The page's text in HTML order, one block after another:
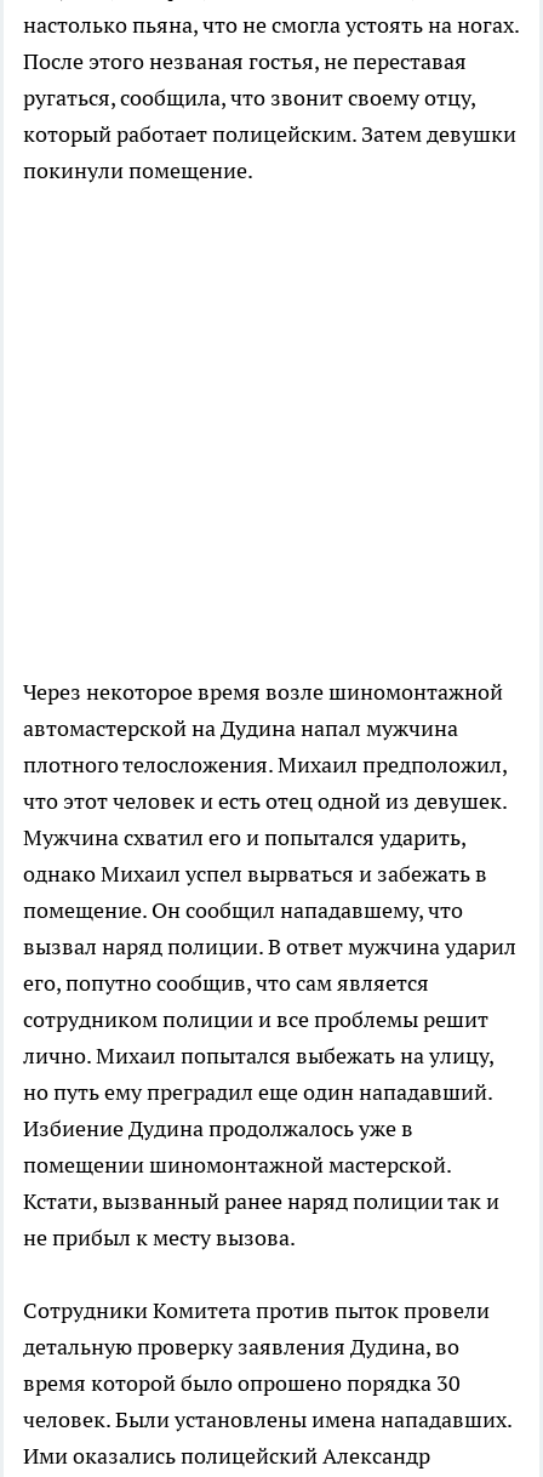
настолько пьяна, что не смогла устоять на ногах.
После этого незваная гостья, не переставая
ругаться, сообщила, что звонит своему отцу,
который работает полицейским. Затем девушки
покинули помещение.
Через некоторое время возле шиномонтажной
автомастерской на Дудина напал мужчина
плотного телосложения. Михаил предположил,
что этот человек и есть отец одной из девушек.
Мужчина схватил его и попытался ударить,
однако Михаил успел вырваться и забежать в
помещение. Он сообщил нападавшему, что
вызвал наряд полиции. В ответ мужчина ударил
его, попутно сообщив, что сам является
сотрудником полиции и все проблемы решит
лично. Михаил попытался выбежать на улицу,
но путь ему преградил еще один нападавший.
Избиение Дудина продолжалось уже в
помещении шиномонтажной мастерской.
Кстати, вызванный ранее наряд полиции так и
не прибыл к месту вызова.
Сотрудники Комитета против пыток провели
детальную проверку заявления Дудина, во
время которой было опрошено порядка 30
человек. Были установлены имена нападавших.
Ими оказались полицейский Александр